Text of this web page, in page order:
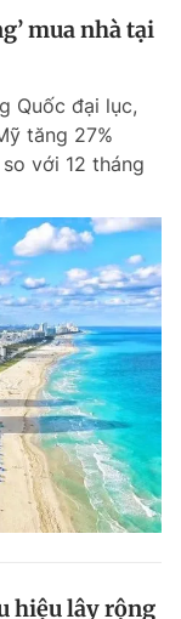
mua nhà tại
Quốc đại lục,
tăng 27%
với 12 tháng
hiệu lây rộng